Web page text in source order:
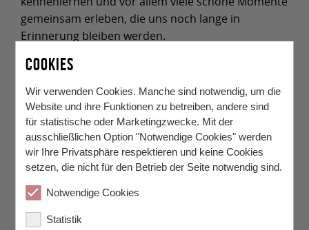
gemeinsam erleben, die uns noch lange in
Erinnerung bleiben werden.
COOKIES
Wir verwenden Cookies. Manche sind notwendig, um die
Website und ihre Funktionen zu betreiben, andere sind
für statistische oder Marketingzwecke. Mit der
ausschließlichen Option "Notwendige Cookies" werden
wir Ihre Privatsphäre respektieren und keine Cookies
setzen, die nicht für den Betrieb der Seite notwendig sind.
Notwendige Cookies
Statistik